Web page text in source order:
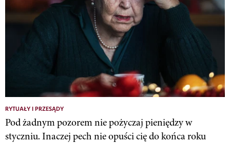
RYTUAŁY I PRZESĄDY
Pod żadnym pozorem nie pożyczaj pieniędzy w
styczniu. Inaczej pech nie opuści cię do końca roku